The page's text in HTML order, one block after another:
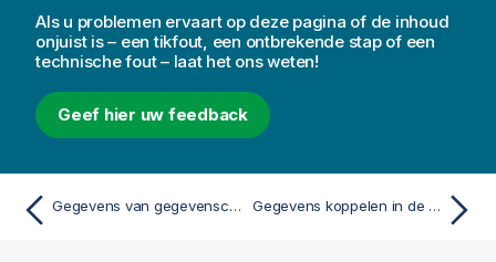
Als u problemen ervaart op deze pagina of de inhoud
onjuist is – een tikfout, een ontbrekende stap of een
technische fout – laat het ons weten!
Geef hier uw feedback
Gegevens van gegevensconnectoren filteren Gegevens koppelen in de tabeleditor